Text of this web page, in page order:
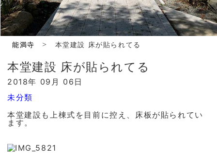
能満寺 > 本堂建設 床が貼られてる
本堂建設 床が貼られてる
2018年 09月 06日
未分類
本堂建設も上棟式を目前に控え、床板が貼られてい
ます。